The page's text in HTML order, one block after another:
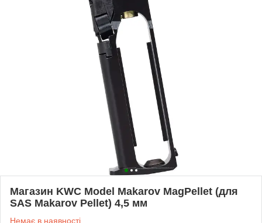
Магазин KWC Model Makarov MagPellet (для
SAS Makarov Pellet) 4,5 мм
Немає в наявності